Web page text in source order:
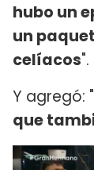
hubo un
un
celíacos".
Y agregó: "
que